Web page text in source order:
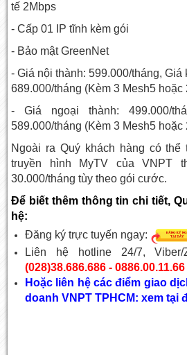
tế 2Mbps
- Cấp 01 IP tĩnh kèm gói
- Bảo mật GreenNet
- Giá nội thành: 599.000/tháng, Giá
689.000/tháng (Kèm 3 Mesh5 hoặc
- Giá ngoại thành: 499.000/
589.000/tháng (Kèm 3 Mesh5 hoặc
Ngoài ra Quý khách hàng có
truyền hình MyTV của VNPT
30.000/tháng tùy theo gói cước.
Để biết thêm thông tin chi tiết,
hệ:
Đăng ký trực tuyến ngay:
Liên hệ hotline 24/7,
(028)38.686.686 - 0886.00.11.66
Hoặc liên hệ các điểm giao
doanh VNPT TPHCM: xem tại